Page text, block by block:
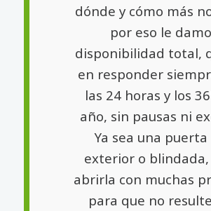
dónde y cómo más
por eso le
disponibilidad total,
en responder
las 24 horas y los
año, sin pausas ni
Ya sea una
exterior o
abrirla con muchas
para que no